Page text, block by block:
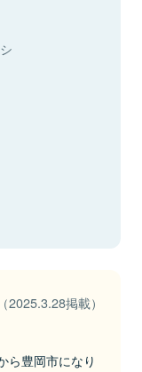
（2025.3.28掲載）
ら豊岡市になり